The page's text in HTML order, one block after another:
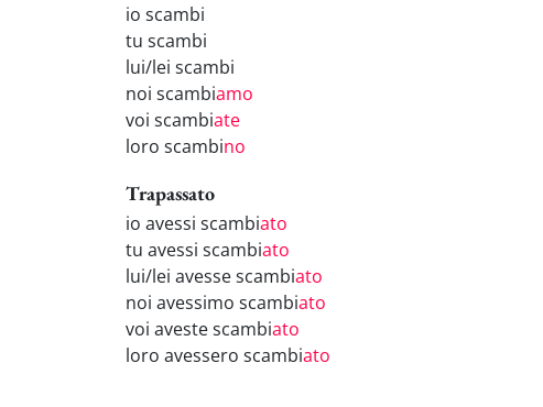
io scambi
tu scambi
lui/lei scambi
noi scambiamo
voi scambiate
loro scambino
Trapassato
io avessi scambiato
tu avessi scambiato
lui/lei avesse scambiato
noi avessimo scambiato
voi aveste scambiato
loro avessero scambiato